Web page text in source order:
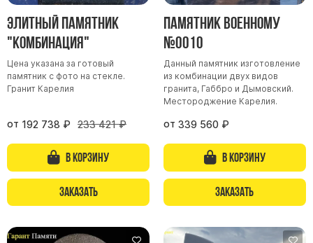
Памятники с полноформатным фото
Склеп
Cкульптуры ангел
Детские памятники
Памятники Мусульманские
Памятники Армянские
Европейские памятники
Памятники "Клипарт"
Семейные памятники ( памятники на двоих )
Памятники в форме креста
Памятники из белого мрамора Коелга
Элитный памятник
"Комбинация"
Цена указана за готовый
памятник с фото на стекле.
Гранит Карелия
от 192 738 ₽ 233 421 ₽
В корзину
Заказать
Памятник военному
№0010
Данный памятник изготовление
из комбинации двух видов
гранита, Габбро и Дымовский.
Местороджение Карелия.
от 339 560 ₽
В корзину
Заказать